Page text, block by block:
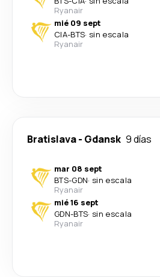
Ryanair
mié 09 sept
CIA-BTS· sin escala
Ryanair
Bratislava- Gdansk 9 días
mar 08 sept
BTS-GDN· sin escala
Ryanair
mié 16 sept
GDN-BTS· sin escala
Ryanair